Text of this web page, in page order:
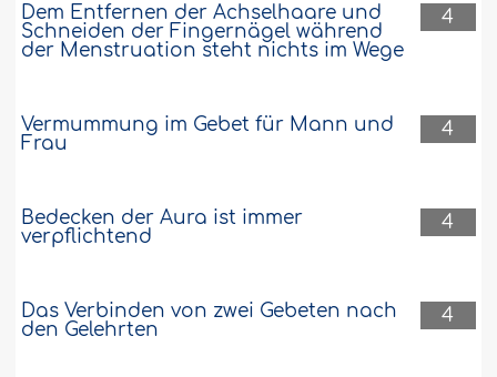
4
Dem Entfernen der Achselhaare und
Schneiden der Fingernägel während
der Menstruation steht nichts im Wege
4
Vermummung im Gebet für Mann und
Frau
4
Bedecken der Aura ist immer
verpflichtend
4
Das Verbinden von zwei Gebeten nach
den Gelehrten